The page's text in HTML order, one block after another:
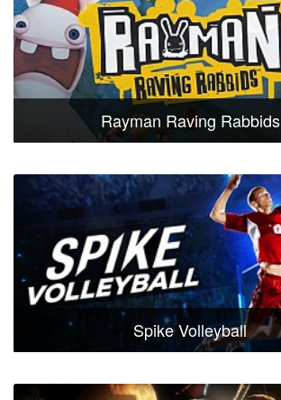
Rayman Raving Rabbids
Spike Volleyball